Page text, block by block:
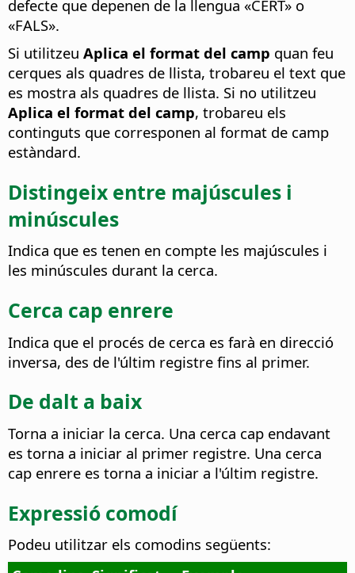
defecte que depenen de la llengua «CERT» o
«FALS».
Si utilitzeu Aplica el format del camp quan feu
cerques als quadres de llista, trobareu el text que
es mostra als quadres de llista. Si no utilitzeu
Aplica el format del camp, trobareu els
continguts que corresponen al format de camp
estàndard.
Distingeix entre majúscules i
minúscules
Indica que es tenen en compte les majúscules i
les minúscules durant la cerca.
Cerca cap enrere
Indica que el procés de cerca es farà en direcció
inversa, des de l'últim registre fins al primer.
De dalt a baix
Torna a iniciar la cerca. Una cerca cap endavant
es torna a iniciar al primer registre. Una cerca
cap enrere es torna a iniciar a l'últim registre.
Expressió comodí
Podeu utilitzar els comodins següents: